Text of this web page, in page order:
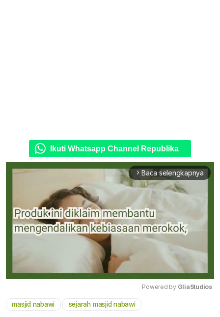
Ikuti Whatsapp Channel Republika
arrow_forward_ios Baca selengkapnya
Powered by GliaStudios
masjid nabawi sejarah masjid nabawi